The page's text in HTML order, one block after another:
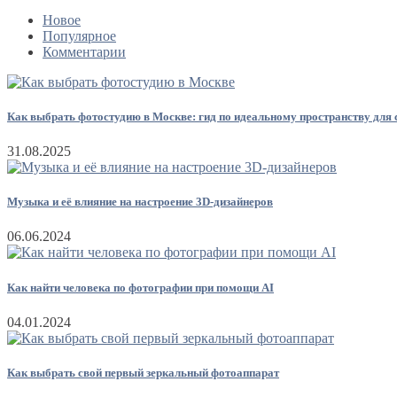
Новое
Популярное
Комментарии
Как выбрать фотостудию в Москве: гид по идеальному пространству для
31.08.2025
Музыка и её влияние на настроение 3D-дизайнеров
06.06.2024
Как найти человека по фотографии при помощи AI
04.01.2024
Как выбрать свой первый зеркальный фотоаппарат